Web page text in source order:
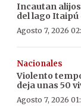
Incautan
del lago Itaipú
Agosto 7, 2026
Nacionales
Violento
deja unas 50
Agosto 7, 2026